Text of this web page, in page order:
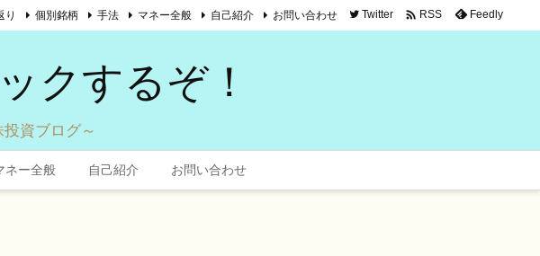
クするぞ！
資ブログ～
ネー全般 自己紹介 お問い合わせ
り 個別銘柄 手法 マネー全般 自己紹介 お問い合わせ Twitter  RSS Feedly